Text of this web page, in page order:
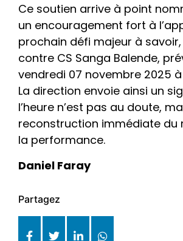
Ce soutien arrive à point
un encouragement fort à
prochain défi majeur à
contre CS Sanga Balende,
vendredi 07 novembre 2025
La direction envoie ainsi un
l’heure n’est pas au doute,
reconstruction immédiate du
la performance.
Daniel Faray
Partagez